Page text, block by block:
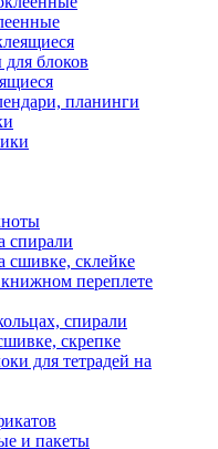
блоков
планинги
спирали
сшивке, склейке
переплете
спирали
скрепке
для тетрадей на
и пакеты